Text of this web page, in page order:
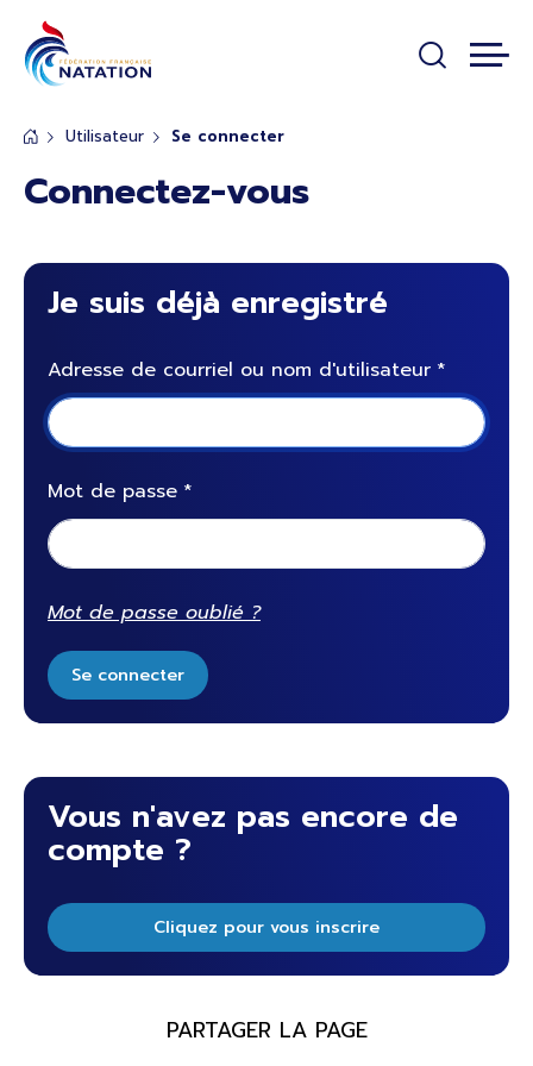
Utilisateur Se connecter
Connectez-vous
Je suis déjà enregistré
Adresse de courriel ou nom d'utilisateur
Mot de passe
Mot de passe oublié ?
Se connecter
Vous n'avez pas encore de
compte ?
Cliquez pour vous inscrire
PARTAGER LA PAGE
Panneau de gestion des cookies